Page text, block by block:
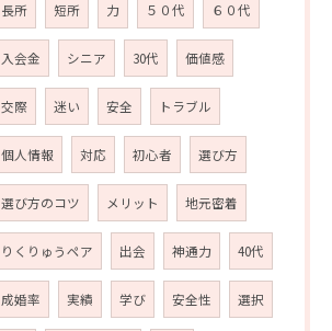
長所 短所 力 ５０代 ６０代
入会金 シニア 30代 価値感
交際 迷い 安全 トラブル
個人情報 対応 初心者 選び方
選び方のコツ メリット 地元密着
りくりゅうペア 出会 神通力 40代
成婚率 実績 学び 安全性 選択
お問い合わせはこちら